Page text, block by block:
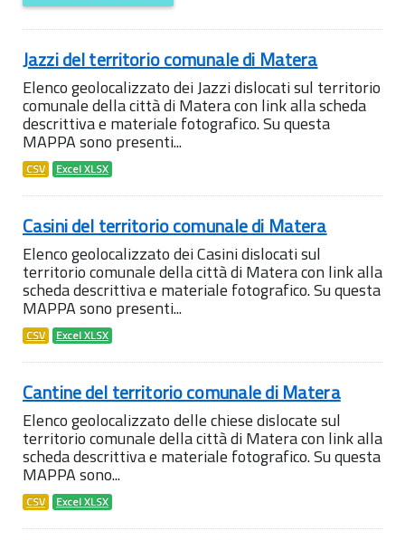
Jazzi del territorio comunale di Matera
Elenco geolocalizzato dei Jazzi dislocati sul territorio
comunale della città di Matera con link alla scheda
descrittiva e materiale fotografico. Su questa
MAPPA sono presenti...
CSV Excel XLSX
Casini del territorio comunale di Matera
Elenco geolocalizzato dei Casini dislocati sul
territorio comunale della città di Matera con link alla
scheda descrittiva e materiale fotografico. Su questa
MAPPA sono presenti...
CSV Excel XLSX
Cantine del territorio comunale di Matera
Elenco geolocalizzato delle chiese dislocate sul
territorio comunale della città di Matera con link alla
scheda descrittiva e materiale fotografico. Su questa
MAPPA sono...
CSV Excel XLSX